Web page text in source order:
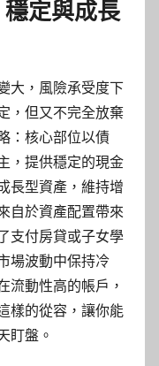
定與成長
大，風險承受度下
，但又不完全放棄
：核心部位以債
，提供穩定的現金
長型資產，維持增
自於資產配置帶來
支付房貸或子女學
場波動中保持冷
流動性高的帳戶，
樣的從容，讓你能
盯盤。